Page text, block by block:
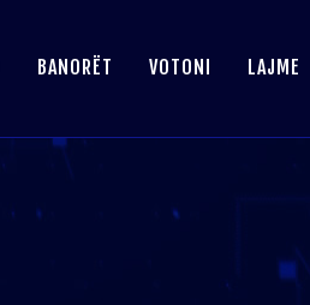
BANORËT VOTONI LAJME